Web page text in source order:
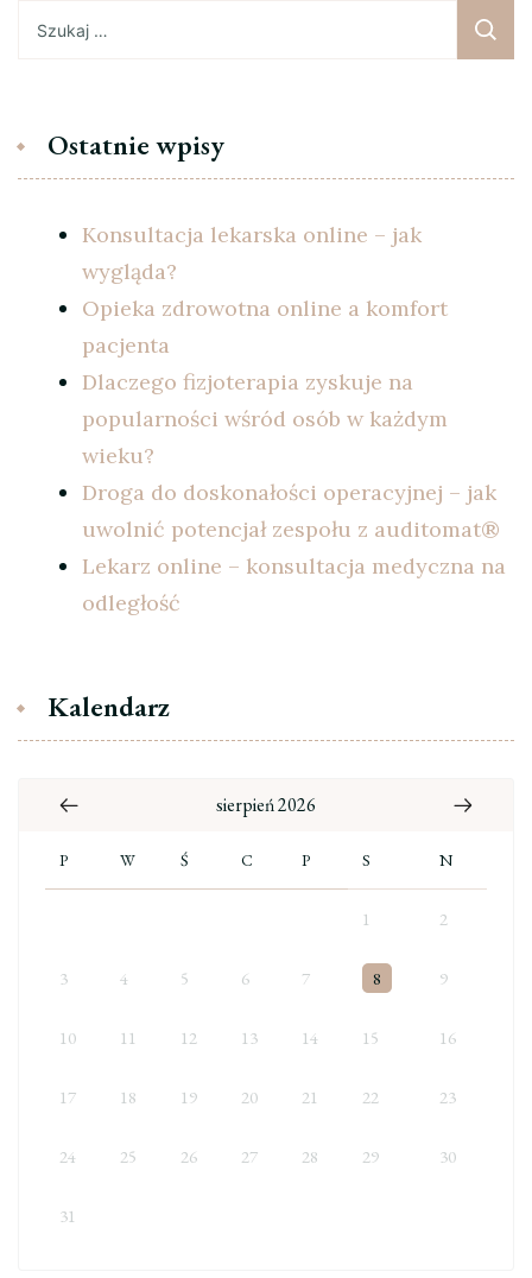
Ostatnie wpisy
Konsultacja lekarska online – jak
wygląda?
Opieka zdrowotna online a komfort
pacjenta
Dlaczego fizjoterapia zyskuje na
popularności wśród osób w każdym
wieku?
Droga do doskonałości operacyjnej – jak
uwolnić potencjał zespołu z auditomat®
Lekarz online – konsultacja medyczna na
odległość
Kalendarz
sierpień 2026
P W Ś C P S N
1 2
3 4 5 6 7 8 9
10 11 12 13 14 15 16
17 18 19 20 21 22 23
24 25 26 27 28 29 30
31